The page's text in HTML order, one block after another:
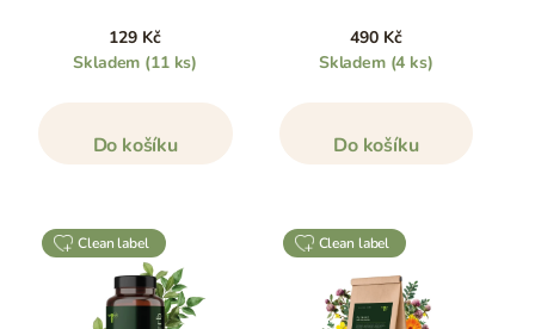
129 Kč
Skladem (11 ks)
Do košíku
490 Kč
Skladem (4 ks)
Do košíku
clean label clean label